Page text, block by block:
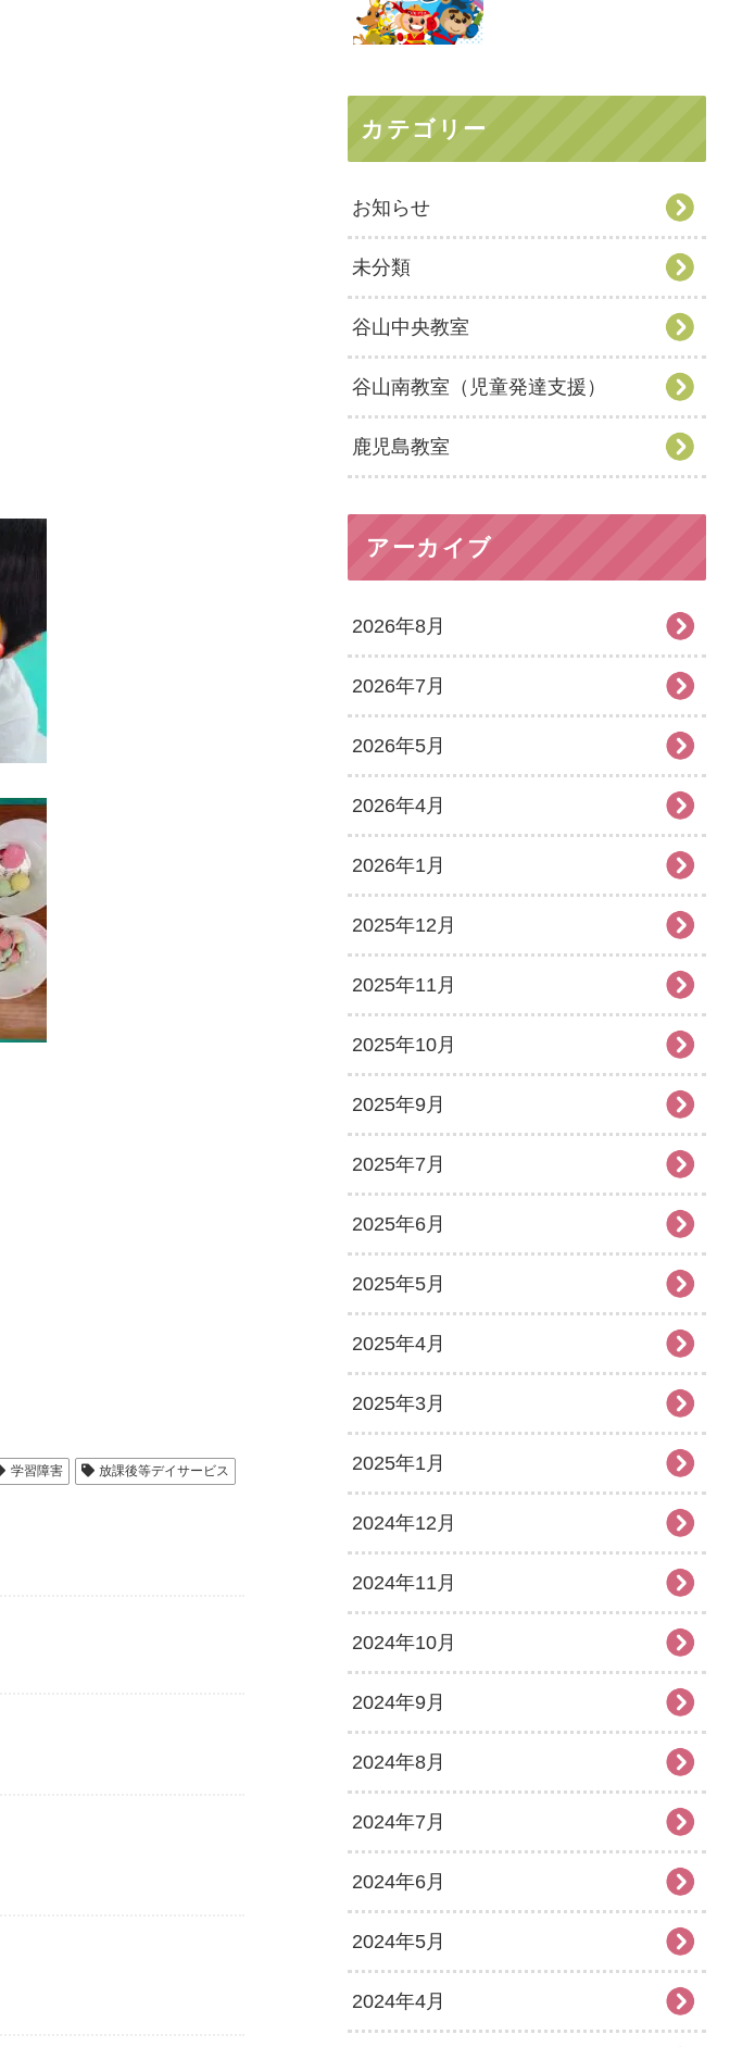
学習障害 放課後等デイサービス
カテゴリー
お知らせ
未分類
谷山中央教室
谷山南教室（児童発達支援）
鹿児島教室
アーカイブ
2026年8月
2026年7月
2026年5月
2026年4月
2026年1月
2025年12月
2025年11月
2025年10月
2025年9月
2025年7月
2025年6月
2025年5月
2025年4月
2025年3月
2025年1月
2024年12月
2024年11月
2024年10月
2024年9月
2024年8月
2024年7月
2024年6月
2024年5月
2024年4月